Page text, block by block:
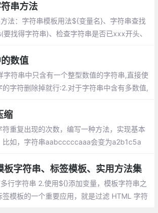
串方法
法：字符串模板用法${变量名}、字符串查找
找得字符串)、检查字符串是否已xxx开头、
数值
字符串中只含有一个整型数值的字符串,直接使
的字符删除掉就行:2.对于字符串中含有多数值,
缩
符重复出现的次数，编写一种方法，实现基本
比如，字符串aabcccccaaa会变为a2b1c5a
写英文字母
板字符串、标签模板、实用方法集
行字符串 2.使用${}添加变量，模板字符串之
签模板的一个重要应用，就是过滤 HTML 字符